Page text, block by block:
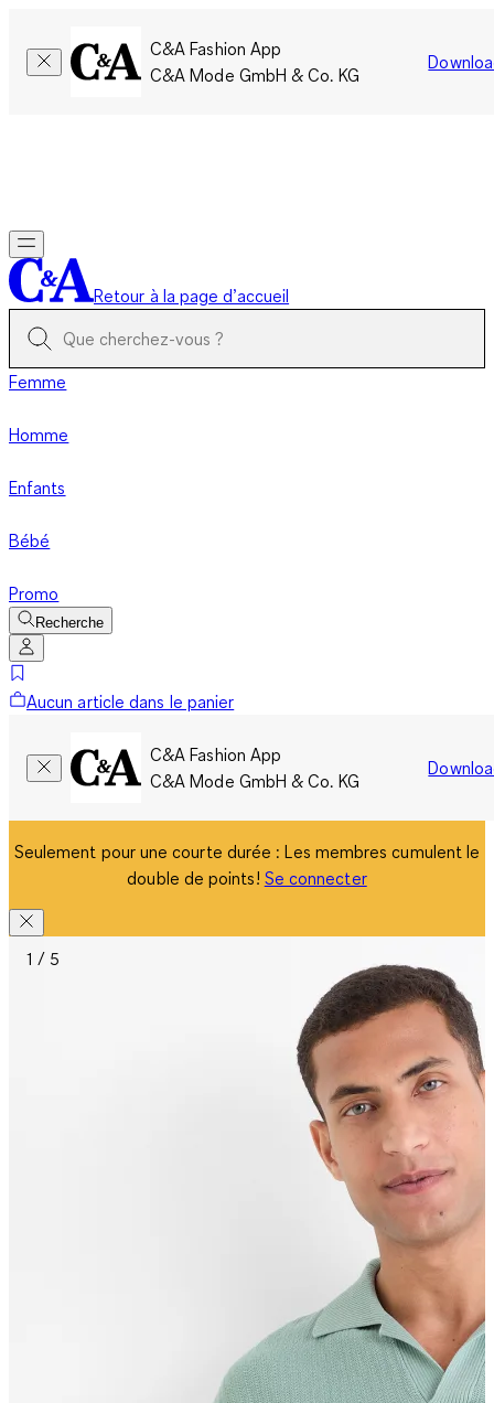
C&A Fashion App
C&A Mode GmbH & Co. KG
Retour à la page d’accueil
Femme
Homme
Enfants
Bébé
Promo
Recherche
Aucun article dans le panier
C&A Fashion App
C&A Mode GmbH & Co. KG
Seulement pour une courte durée : Les membres cumulent le
double de points! Se connecter
1 / 5